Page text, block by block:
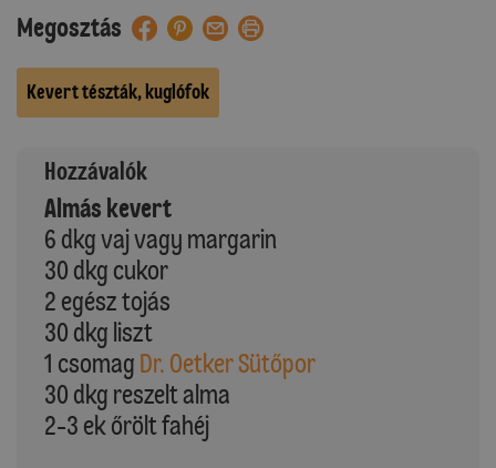
Megosztás
Kevert tészták, kuglófok
Hozzávalók
Almás kevert
6 dkg vaj vagy margarin
30 dkg cukor
2 egész tojás
30 dkg liszt
1 csomag Dr. Oetker Sütőpor
30 dkg reszelt alma
2-3 ek őrölt fahéj